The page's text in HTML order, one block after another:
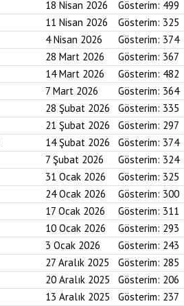
18 Nisan 2026 Gösterim: 499
11 Nisan 2026 Gösterim: 325
4 Nisan 2026 Gösterim: 374
28 Mart 2026 Gösterim: 367
14 Mart 2026 Gösterim: 482
7 Mart 2026 Gösterim: 364
28 Şubat 2026 Gösterim: 335
21 Şubat 2026 Gösterim: 297
14 Şubat 2026 Gösterim: 374
7 Şubat 2026 Gösterim: 324
31 Ocak 2026 Gösterim: 325
24 Ocak 2026 Gösterim: 300
17 Ocak 2026 Gösterim: 311
10 Ocak 2026 Gösterim: 293
3 Ocak 2026 Gösterim: 243
27 Aralık 2025 Gösterim: 285
20 Aralık 2025 Gösterim: 206
13 Aralık 2025 Gösterim: 237